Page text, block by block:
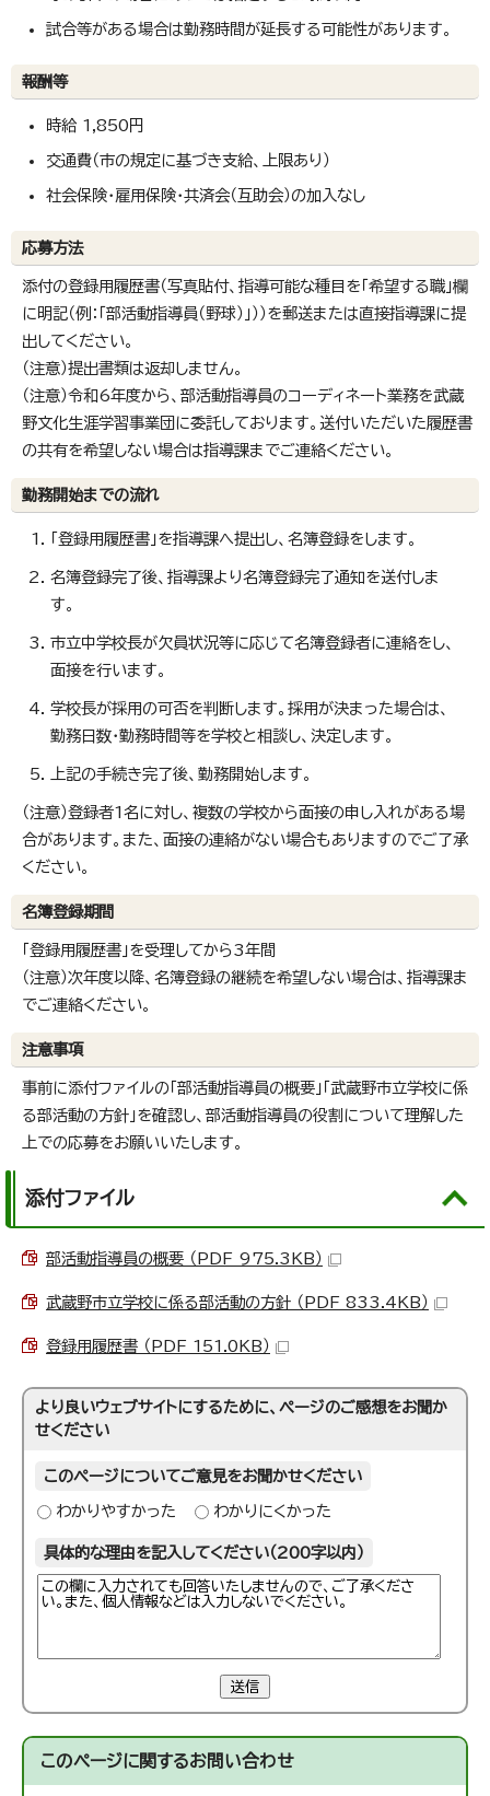
試合等がある場合は勤務時間が延長する可能性があります。
報酬等
時給 1,850円
交通費（市の規定に基づき支給、上限あり）
社会保険・雇用保険・共済会（互助会）の加入なし
応募方法
添付の登録用履歴書（写真貼付、指導可能な種目を「希望する職」欄
に明記（例：「部活動指導員（野球）」））を郵送または直接指導課に提
出してください。
（注意）提出書類は返却しません。
（注意）令和6年度から、部活動指導員のコーディネート業務を武蔵
野文化生涯学習事業団に委託しております。送付いただいた履歴書
の共有を希望しない場合は指導課までご連絡ください。
勤務開始までの流れ
「登録用履歴書」を指導課へ提出し、名簿登録をします。
名簿登録完了後、指導課より名簿登録完了通知を送付しま
す。
市立中学校長が欠員状況等に応じて名簿登録者に連絡をし、
面接を行います。
学校長が採用の可否を判断します。採用が決まった場合は、
勤務日数・勤務時間等を学校と相談し、決定します。
上記の手続き完了後、勤務開始します。
（注意）登録者1名に対し、複数の学校から面接の申し入れがある場
合があります。また、面接の連絡がない場合もありますのでご了承
ください。
名簿登録期間
「登録用履歴書」を受理してから3年間
（注意）次年度以降、名簿登録の継続を希望しない場合は、指導課ま
でご連絡ください。
注意事項
事前に添付ファイルの「部活動指導員の概要」「武蔵野市立学校に係
る部活動の方針」を確認し、部活動指導員の役割について理解した
上での応募をお願いいたします。
添付ファイル
部活動指導員の概要 （PDF 975.3KB）
武蔵野市立学校に係る部活動の方針 （PDF 833.4KB）
登録用履歴書 （PDF 151.0KB）
より良いウェブサイトにするために、ページのご感想をお聞か
せください
このページについてご意見をお聞かせください
わかりやすかった わかりにくかった
具体的な理由を記入してください（200字以内）
送信
このページに関するお問い合わせ